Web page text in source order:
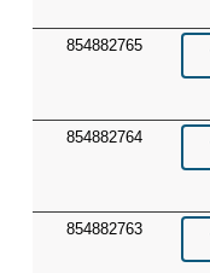
854882765
854882764
854882763